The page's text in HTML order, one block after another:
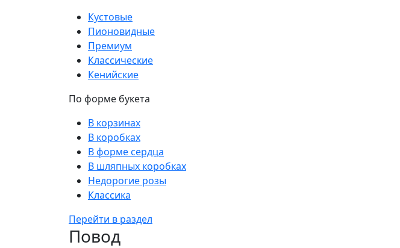
Кустовые
Пионовидные
Премиум
Классические
Кенийские
По форме букета
В корзинах
В коробках
В форме сердца
В шляпных коробках
Недорогие розы
Классика
Перейти в раздел
Повод